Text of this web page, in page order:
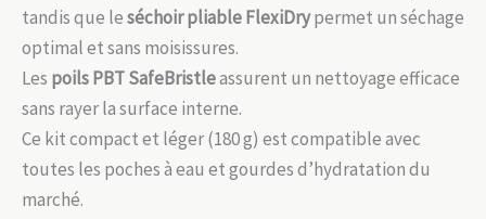
tandis que leséchoir pliable FlexiDrypermet un séchage
optimal et sans moisissures.
Les poils PBT SafeBristleassurent un nettoyage efficace
sans rayer la surface interne.
Ce kit compact et léger (180 g) est compatible avec
toutes les poches à eau et gourdes d’hydratation du
marché.